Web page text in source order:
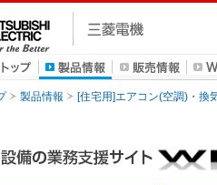
製品情報 [住宅用]エアコン(空調)・換